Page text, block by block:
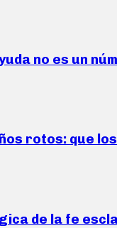
no es un
rotos: que
de la fe